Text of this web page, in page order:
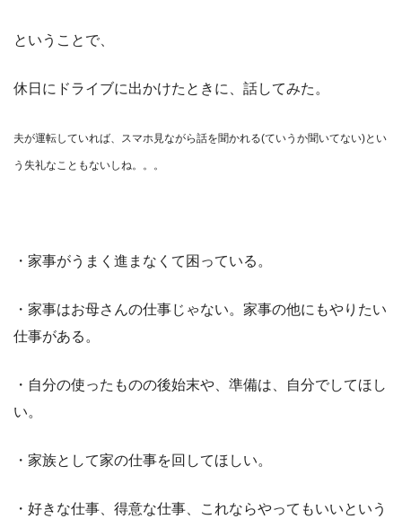
ということで、
休日にドライブに出かけたときに、話してみた。
夫が運転していれば、スマホ見ながら話を聞かれる(ていうか聞いてない)とい
う失礼なこともないしね。。。
・家事がうまく進まなくて困っている。
・家事はお母さんの仕事じゃない。家事の他にもやりたい
仕事がある。
・自分の使ったものの後始末や、準備は、自分でしてほし
い。
・家族として家の仕事を回してほしい。
・好きな仕事、得意な仕事、これならやってもいいという